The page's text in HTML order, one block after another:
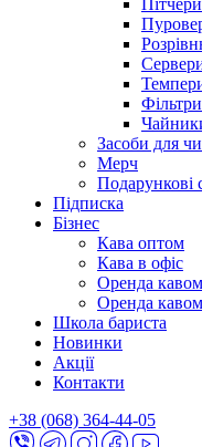
Засоби для
Мерч
Подарункові
Підписка
Бізнес
Кава оптом
Кава в офіс
Оренда
Оренда
Школа бариста
Новинки
Акції
Контакти
+38 (068) 364-44-05